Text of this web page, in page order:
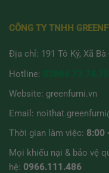
CÔNG TY TNHH
Địa chỉ: 191 Tô Ký, Xã
Hotline:
Website: greenfurni.vn
Email:
Thời gian làm việc: 8:00
Mọi khiếu nại & bảo vệ
hệ: 0966.111.486